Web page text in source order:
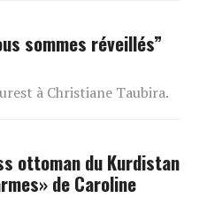
sommes réveillés”
à Christiane Taubira.
ottoman du Kurdistan
de Caroline